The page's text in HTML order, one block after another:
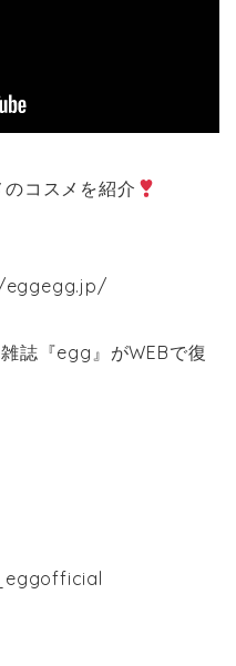
コスメを紹介
誌『egg』がWEBで復